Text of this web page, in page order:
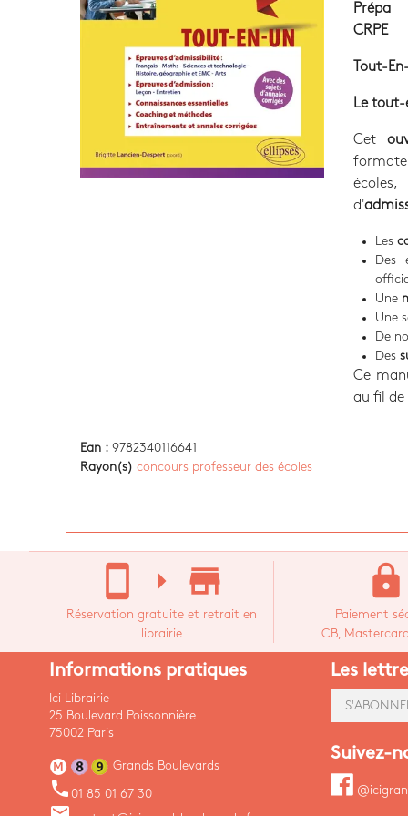
Prépa
CRPE
Tout-
Le tout-
Cet
d'
Les
Des
Une
Une
De
Des
Ce
au fil de
Ean : 9782340116641
Rayon(s) concours professeur des écoles
stay_current_portrait arrow_right store_mall_directory
Réservation gratuite et retrait en
librairie
lock
Paiement
CB,
Informations pratiques
Ici Librairie
25 Boulevard Poissonnière
75002 Paris
Grands Boulevards
phone 01 85 01 67 30
Les
Suivez-